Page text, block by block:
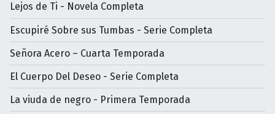
Lejos de Ti - Novela Completa
Escupiré Sobre sus Tumbas - Serie Completa
Señora Acero – Cuarta Temporada
El Cuerpo Del Deseo - Serie Completa
La viuda de negro - Primera Temporada